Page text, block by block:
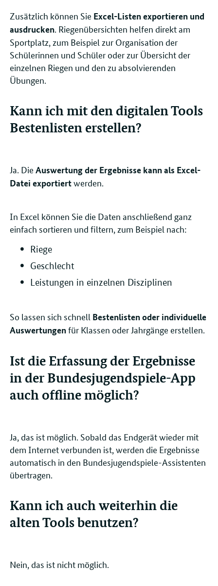
Zusätzlich können Sie Excel-Listen exportieren und
ausdrucken . Riegenübersichten helfen direkt am
Sportplatz, zum Beispiel zur Organisation der
Schülerinnen und Schüler oder zur Übersicht der
einzelnen Riegen und den zu absolvierenden
Übungen.
Kann ich mit den digitalen Tools
Bestenlisten erstellen?
Ja. Die Auswertung der Ergebnisse kann als Excel-
Datei exportiertwerden.
In Excel können Sie die Daten anschließend ganz
einfach sortieren und filtern, zum Beispiel nach:
Riege
Geschlecht
Leistungen in einzelnen Disziplinen
So lassen sich schnell Bestenlisten oder individuelle
Auswertungenfür Klassen oder Jahrgänge erstellen.
Ist die Erfassung der Ergebnisse
in der Bundesjugendspiele-App
auch offline möglich?
Ja, das ist möglich. Sobald das Endgerät wieder mit
dem Internet verbunden ist, werden die Ergebnisse
automatisch in den Bundesjugendspiele-Assistenten
übertragen.
Kann ich auch weiterhin die
alten Tools benutzen?
Nein, das ist nicht möglich.